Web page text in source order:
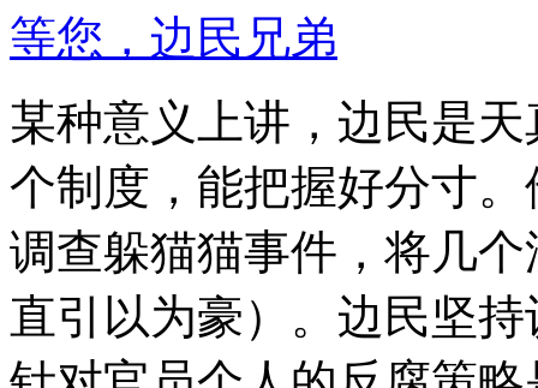
等您，边民兄弟
某种意义上讲，边民是
个制度，能把握好分寸
调查躲猫猫事件，将几
直引以为豪）。边民坚